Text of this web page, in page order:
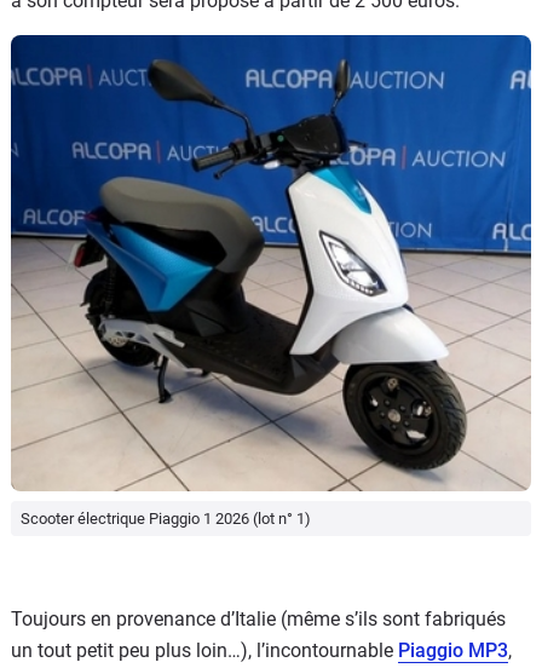
Scooter électrique Piaggio 1 2026 (lot n° 1)
Toujours en provenance d’Italie (même s’ils sont fabriqués
un tout petit peu plus loin…), l’incontournable Piaggio MP3,